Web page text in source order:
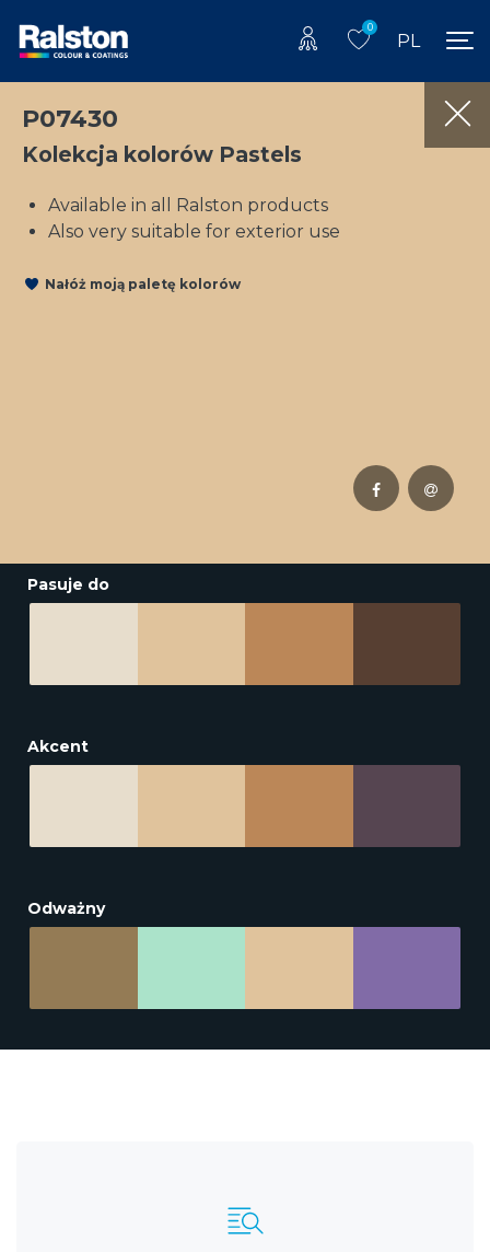
0
PL
P07430
Kolekcja kolorów Pastels
Available in all Ralston products
Also very suitable for exterior use
Nałóż moją paletę kolorów
Pasuje do
Akcent
Odważny